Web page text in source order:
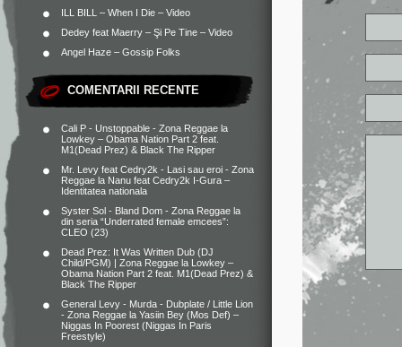
ILL BILL – When I Die – Video
Dedey feat Maerry – Şi Pe Tine – Video
Angel Haze – Gossip Folks
COMENTARII RECENTE
Cali P - Unstoppable - Zona Reggae la
Lowkey – Obama Nation Part 2 feat.
M1(Dead Prez) & Black The Ripper
Mr. Levy feat Cedry2k - Lasi sau eroi - Zona
Reggae la Nanu feat Cedry2k I-Gura –
Identitatea nationala
Syster Sol - Bland Dom - Zona Reggae la
din seria “Underrated female emcees”:
CLEO (23)
Dead Prez: It Was Written Dub (DJ
Child/PGM) | Zona Reggae la Lowkey –
Obama Nation Part 2 feat. M1(Dead Prez) &
Black The Ripper
General Levy - Murda - Dubplate / Little Lion
- Zona Reggae la Yasiin Bey (Mos Def) –
Niggas In Poorest (Niggas In Paris
Freestyle)